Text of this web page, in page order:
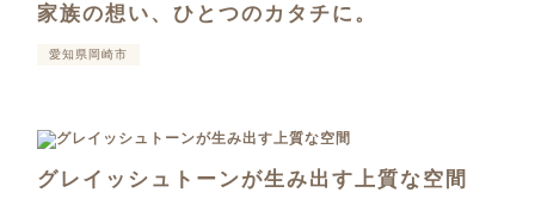
家族の想い、ひとつのカタチに。
愛知県岡崎市
グレイッシュトーンが生み出す上質な空間